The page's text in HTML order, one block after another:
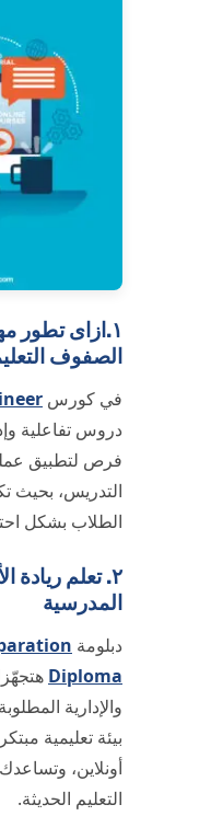
١.ازاى تطور
الصفوف
في كورس
دروس تفاعلية
فرص لتطبيق
التدريس، بحيث
الطلاب بشكل
٢. تعلم ريادة
المدرسية
دبلومة
Diploma
والإدارية
بيئة تعليمية
أونلاين،
التعليم الحديثة.